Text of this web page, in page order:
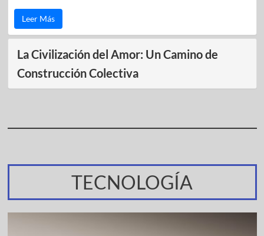
Leer Más
La Civilización del Amor: Un Camino de
Construcción Colectiva
TECNOLOGÍA